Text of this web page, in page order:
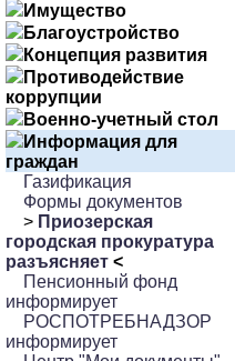
Имущество
Благоустройство
Концепция развития
Противодействие
коррупции
Военно-учетный стол
Информация для
граждан
Газификация
Формы документов
> Приозерская
городская прокуратура
разъясняет <
Пенсионный фонд
информирует
РОСПОТРЕБНАДЗОР
информирует